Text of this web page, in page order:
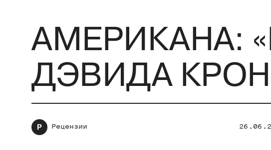
АМЕРИКАНА:
ДЭВИДА
Р Рецензии